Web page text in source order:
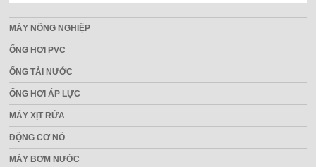
MÁY NÔNG NGHIỆP
ỐNG HƠI PVC
ỐNG TẢI NƯỚC
ỐNG HƠI ÁP LỰC
MÁY XỊT RỬA
ĐỘNG CƠ NỔ
MÁY BƠM NƯỚC